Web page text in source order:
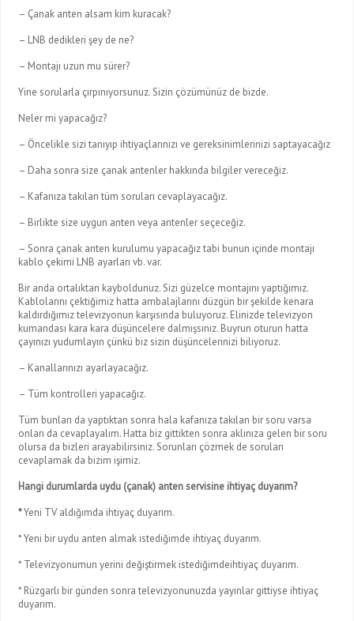
– Çanak anten alsam kim kuracak?
– LNB dedikleri şey de ne?
– Montajı uzun mu sürer?
Yine sorularla çırpınıyorsunuz. Sizin çözümünüz de bizde.
Neler mi yapacağız?
– Öncelikle sizi tanıyıp ihtiyaçlarınızı ve gereksinimlerinizi saptayacağız
– Daha sonra size çanak antenler hakkında bilgiler vereceğiz.
– Kafanıza takılan tüm soruları cevaplayacağız.
– Birlikte size uygun anten veya antenler seçeceğiz.
– Sonra çanak anten kurulumu yapacağız tabi bunun içinde montajı
kablo çekimi LNB ayarları vb. var.
Bir anda ortalıktan kayboldunuz. Sizi güzelce montajını yaptığımız.
Kablolarını çektiğimiz hatta ambalajlarını düzgün bir şekilde kenara
kaldırdığımız televizyonun karşısında buluyoruz. Elinizde televizyon
kumandası kara kara düşüncelere dalmışsınız. Buyrun oturun hatta
çayınızı yudumlayın çünkü biz sizin düşüncelerinizi biliyoruz.
– Kanallarınızı ayarlayacağız.
– Tüm kontrolleri yapacağız.
Tüm bunları da yaptıktan sonra hala kafanıza takılan bir soru varsa
onları da cevaplayalım. Hatta biz gittikten sonra aklınıza gelen bir soru
olursa da bizleri arayabilirsiniz. Sorunları çözmek de soruları
cevaplamak da bizim işimiz.
Hangi durumlarda uydu (çanak) anten servisine ihtiyaç duyarım?
*Yeni TV aldığımda ihtiyaç duyarım.
* Yeni bir uydu anten almak istediğimde ihtiyaç duyarım.
* Televizyonumun yerini değiştirmek istediğimdeihtiyaç duyarım.
* Rüzgarlı bir günden sonra televizyonunuzda yayınlar gittiyse ihtiyaç
duyarım.